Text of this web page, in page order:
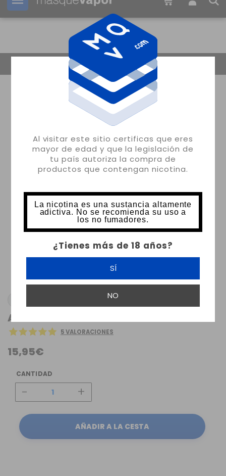
Al visitar este sitio certificas que eres
mayor de edad y que la legislación de
tu país autoriza la compra de
productos que contengan nicotina.
La nicotina es una sustancia altamente
adictiva. No se recomienda su uso a
los no fumadores.
¿Tienes más de 18 años?
SÍ
NO
Tu pedido puede ser enviado en 52m:
5 VALORACIONES
15,95€
CANTIDAD
- +
AÑADIR A LA CESTA